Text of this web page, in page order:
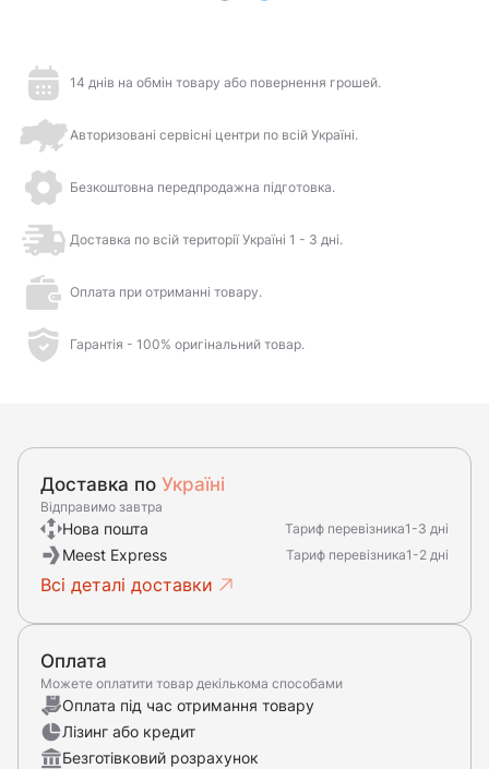
14 днів на обмін товару або повернення грошей.
Авторизовані сервісні центри по всій Україні.
Безкоштовна передпродажна підготовка.
Доставка по всій території Україні 1 - 3 дні.
Оплата при отриманні товару.
Гарантія - 100% оригінальний товар.
Доставка по Україні
Відправимо завтра
Нова пошта Тариф перевізника1-3 дні
Meest Express Тариф перевізника1-2 дні
Всі деталі доставки
Оплата
Можете оплатити товар декількома способами
Оплата під час отримання товару
Лізинг або кредит
Безготівковий розрахунок